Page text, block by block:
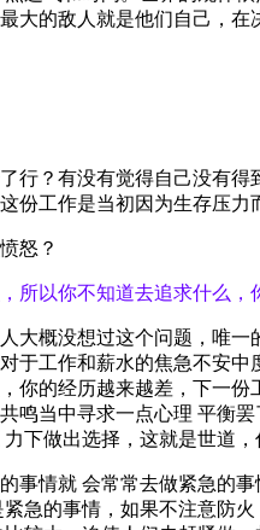
的敌人就是他们自己，
行？有没有觉得自己没有
工作是当初因为生存压
怒？
以你不知道去追求什么，
大概没想过这个问题，唯
于工作和薪水的焦急不安
你的经历越来越差，下一
鸣当中寻求一点心理 平衡
下做出选择，这就是世道，
事情就 会常常去做紧急的
急的事情，如果不注意防